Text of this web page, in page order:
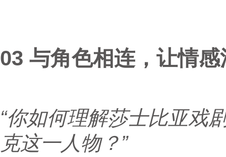
03 与角色相连，让情感
“你如何理解莎士比亚戏
克这一人物？”